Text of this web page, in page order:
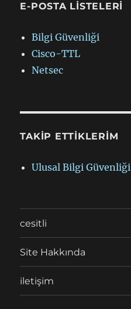
E-POSTA LISTELERI
Bilgi Güvenliği
Cisco-TTL
Netsec
TAKIP ETTIKLERIM
Ulusal Bilgi Güvenliği
cesitli
Site Hakkında
iletişim